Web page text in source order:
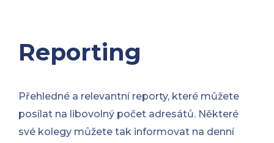
Reporting
Přehledné a relevantní reporty, které můžete
posílat na libovolný počet adresátů. Některé
své kolegy můžete tak informovat na denní